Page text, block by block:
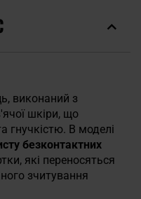
виконаний з
шкіри, що
гнучкістю. В моделі
безконтактних
які переносяться
зчитування